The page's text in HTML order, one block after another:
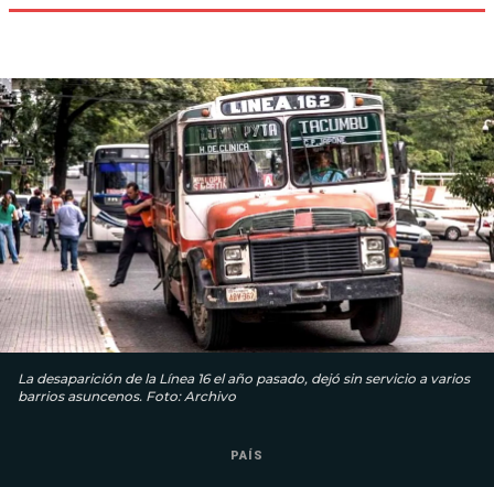
La desaparición de la Línea 16 el año pasado, dejó sin servicio a varios
barrios asuncenos. Foto: Archivo
PAÍS